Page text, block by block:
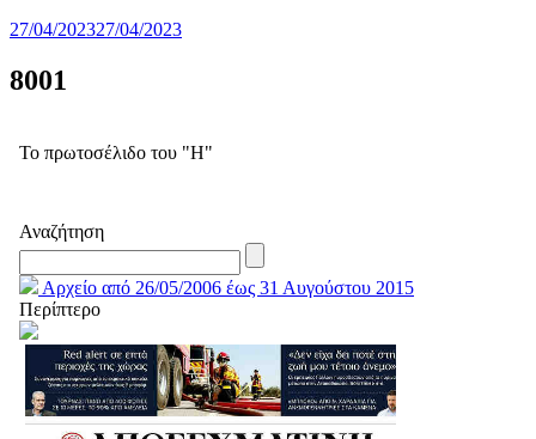
27/04/202327/04/2023
8001
Το πρωτοσέλιδο του "Η"
Αναζήτηση
Αρχείο από 26/05/2006 έως 31 Αυγούστου 2015
Περίπτερο